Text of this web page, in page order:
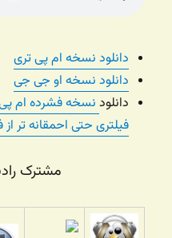
دانلود نسخه ام پی تری
دانلود نسخه او جی جی
دانلود نسخه فشرده ام
فیلتری حتی احمقانه تر
مشترک